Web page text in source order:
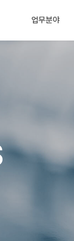
업무분야
아웃소싱